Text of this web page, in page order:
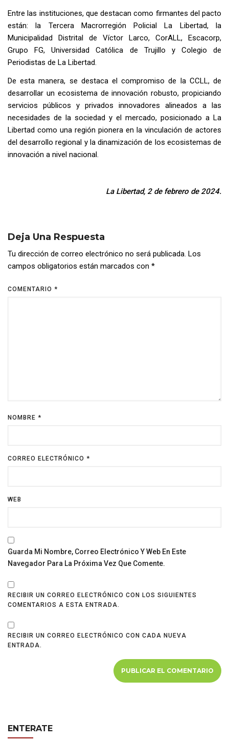
Entre las instituciones, que destacan como firmantes del pacto
están: la Tercera Macrorregión Policial La Libertad, la
Municipalidad Distrital de Víctor Larco, CorALL, Escacorp,
Grupo FG, Universidad Católica de Trujillo y Colegio de
Periodistas de La Libertad.
De esta manera, se destaca el compromiso de la CCLL, de
desarrollar un ecosistema de innovación robusto, propiciando
servicios públicos y privados innovadores alineados a las
necesidades de la sociedad y el mercado, posicionado a La
Libertad como una región pionera en la vinculación de actores
del desarrollo regional y la dinamización de los ecosistemas de
innovación a nivel nacional.
La Libertad, 2 de febrero de 2024.
Deja Una Respuesta
Tu dirección de correo electrónico no será publicada. Los
campos obligatorios están marcados con *
COMENTARIO *
NOMBRE *
CORREO ELECTRÓNICO *
WEB
Guarda Mi Nombre, Correo Electrónico Y Web En Este
Navegador Para La Próxima Vez Que Comente.
RECIBIR UN CORREO ELECTRÓNICO CON LOS SIGUIENTES
COMENTARIOS A ESTA ENTRADA.
RECIBIR UN CORREO ELECTRÓNICO CON CADA NUEVA
ENTRADA.
ENTERATE